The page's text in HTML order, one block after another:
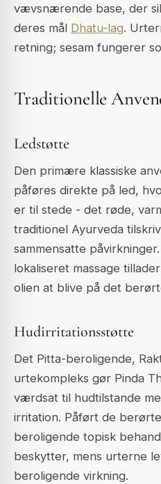
vævsnærende base, der
deres mål Dhatu-lag.
retning; sesam fungerer
Traditionelle
Ledstøtte
Den primære klassiske
påføres direkte på led,
er til stede - det røde,
traditionel Ayurveda
sammensatte
lokaliseret massage
olien at blive på det
Hudirritationsstøtte
Det Pitta-beroligende,
urtekompleks gør Pinda
værdsat til hudtilstande
irritation. Påført de
beroligende topisk
beskytter, mens urterne
beroligende virkning.